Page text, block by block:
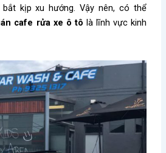
kịp xu hướng. Vậy nên, có thể
cafe rửa xe ô tô là lĩnh vực kinh